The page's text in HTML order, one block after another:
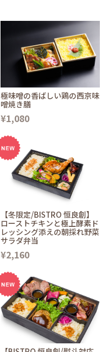
極味噌の香ばしい鶏の西京味
噌焼き膳
¥1,080
【冬限定/BISTRO 恒良創】
ローストチキンと極上酵素ド
レッシング添えの朝採れ野菜
サラダ弁当
¥2,160